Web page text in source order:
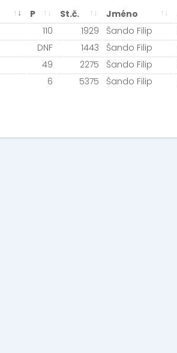
P St.č. Jméno
110 1929 Šando Filip
DNF 1443 Šando Filip
49 2275 Šando Filip
6 5375 Šando Filip